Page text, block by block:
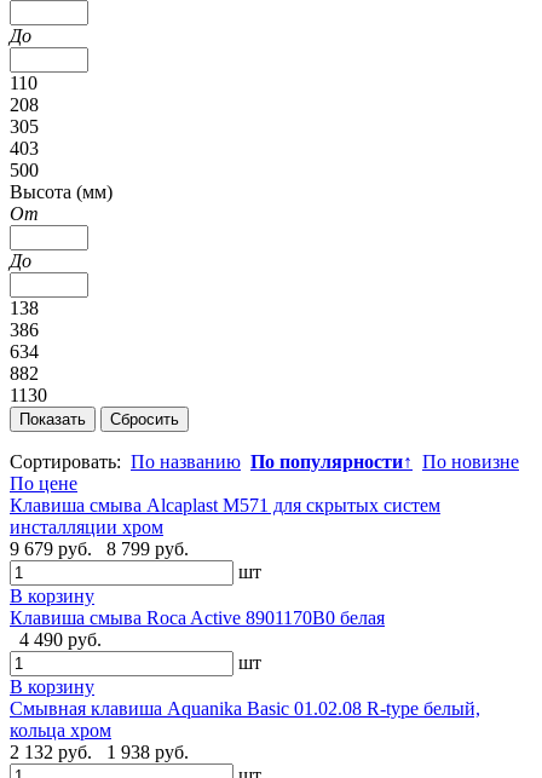
До
110
208
305
403
500
Высота (мм)
От
До
138
386
634
882
1130
Сортировать: По названию По популярности↑ По новизне
По цене
Клавиша смыва Alcaplast M571 для скрытых систем
инсталляции xром
9 679 руб.
8 799 руб.
шт
В корзину
Клавиша смыва Roca Active 8901170B0 белая
4 490 руб.
шт
В корзину
Смывная клавиша Aquanika Basic 01.02.08 R-type белый,
кольца хром
2 132 руб.
1 938 руб.